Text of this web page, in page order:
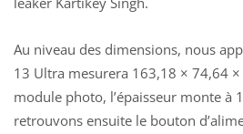
Au niveau des dimensions, nous
13 Ultra mesurera 163,18 × 74,64
module photo, l’épaisseur monte à
retrouvons ensuite le bouton